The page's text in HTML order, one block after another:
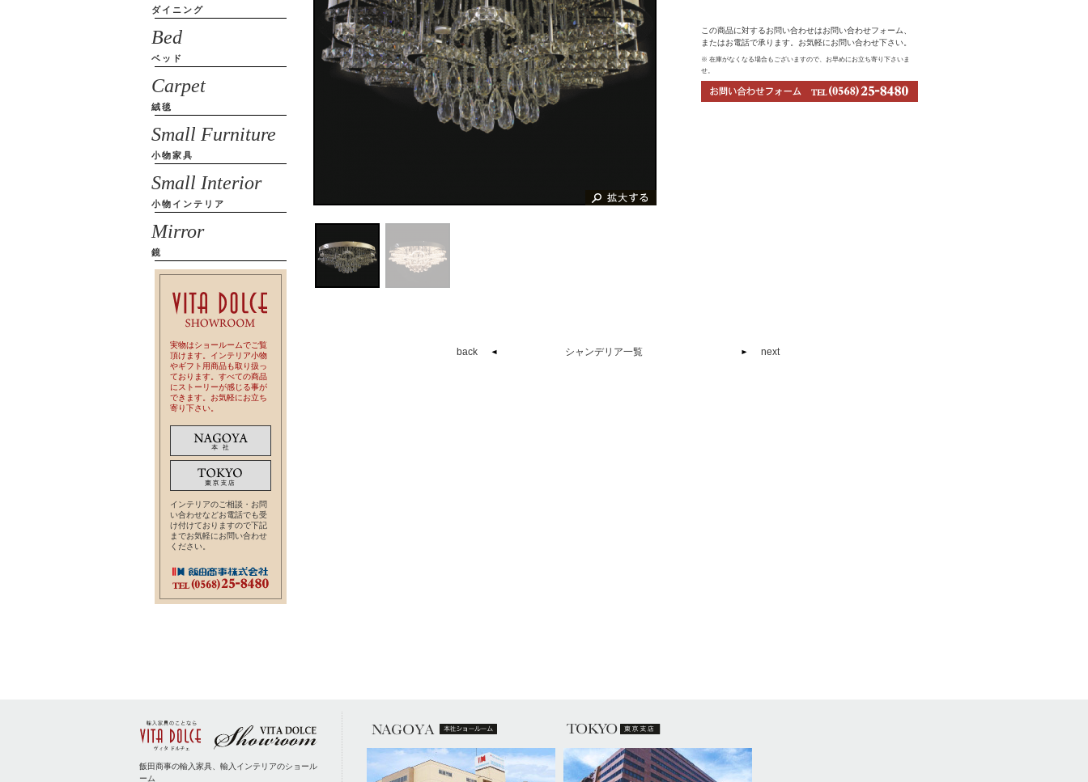
この商品に対するお問い合わせはお問い合わせフォーム、
またはお電話で承ります。お気軽にお問い合わせ下さい。
※ 在庫がなくなる場合もございますので、お早めにお立ち寄り下さいま
せ。
back next
シャンデリア一覧
ダイニング
Bed
ベッド
Carpet
絨毯
Small Furniture
小物家具
Small Interior
小物インテリア
Mirror
鏡
実物はショールームでご覧
頂けます。インテリア小物
やギフト用商品も取り扱っ
ております。すべての商品
にストーリーが感じる事が
できます。お気軽にお立ち
寄り下さい。
インテリアのご相談・お問
い合わせなどお電話でも受
け付けておりますので下記
までお気軽にお問い合わせ
ください。
飯田商事の輸入家具、輸入インテリアのショール
ーム